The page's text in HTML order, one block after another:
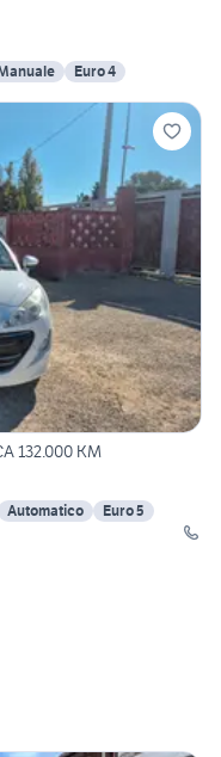
Euro 4
132.000 KM
Automatico
Euro 5